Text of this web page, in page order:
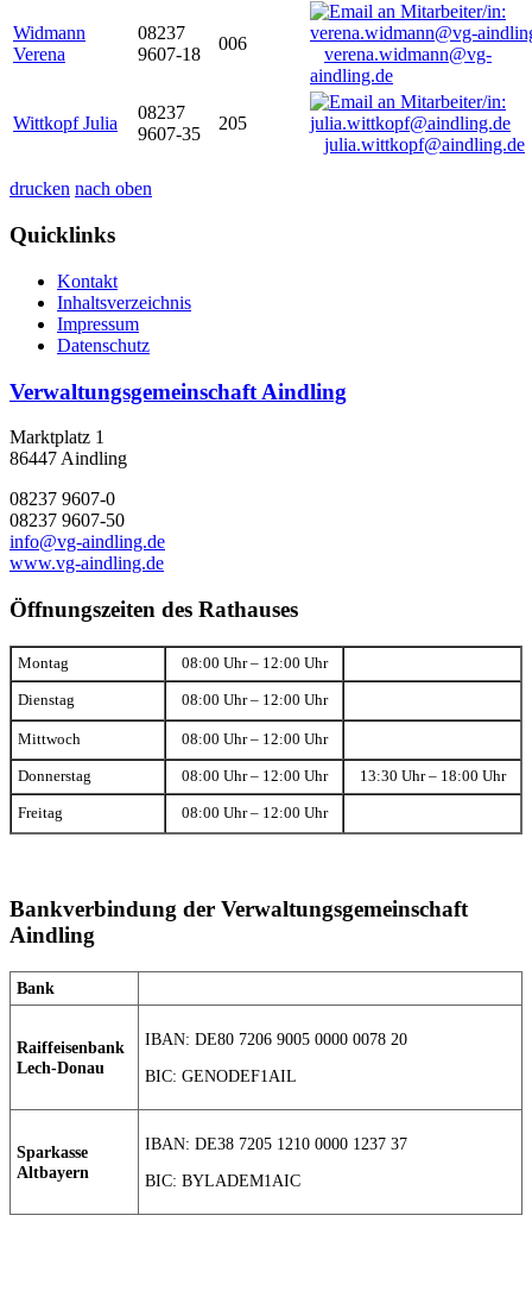
Widmann
Verena
08237
9607-18
006
verena.widmann@vg-
aindling.de
Wittkopf Julia
08237
9607-35
205
julia.wittkopf@aindling.de
drucken nach oben
Quicklinks
Kontakt
Inhaltsverzeichnis
Impressum
Datenschutz
Verwaltungsgemeinschaft Aindling
Marktplatz 1
86447 Aindling
08237 9607-0
08237 9607-50
info@vg-aindling.de
www.vg-aindling.de
Öffnungszeiten des Rathauses
Montag 08:00 Uhr – 12:00 Uhr
Dienstag 08:00 Uhr – 12:00 Uhr
Mittwoch 08:00 Uhr – 12:00 Uhr
Donnerstag 08:00 Uhr – 12:00 Uhr 13:30 Uhr – 18:00 Uhr
Freitag 08:00 Uhr – 12:00 Uhr
Bankverbindung der Verwaltungsgemeinschaft
Aindling
Bank
Raiffeisenbank
Lech-Donau
IBAN: DE80 7206 9005 0000 0078 20
BIC: GENODEF1AIL
Sparkasse
Altbayern
IBAN: DE38 7205 1210 0000 1237 37
BIC: BYLADEM1AIC